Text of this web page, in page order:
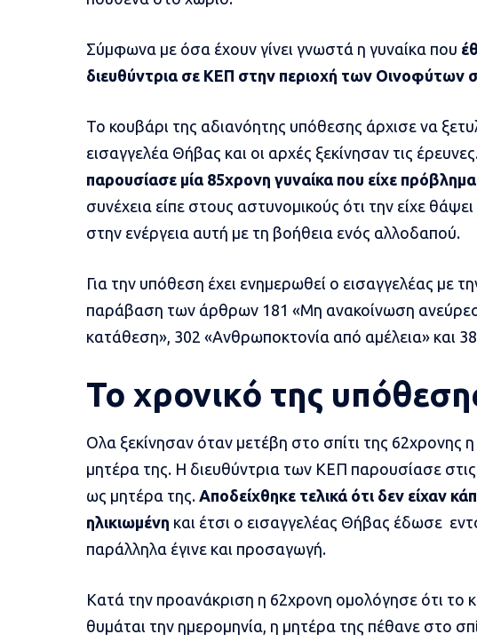
Σύμφωνα με όσα έχουν γίνει γνωστά η γυναίκα που
διευθύντρια σε ΚΕΠ στην περιοχή των Οινοφύτων
Το κουβάρι της αδιανόητης υπόθεσης άρχισε να
εισαγγελέα Θήβας και οι αρχές ξεκίνησαν τις
παρουσίασε μία 85χρονη γυναίκα που είχε
συνέχεια είπε στους αστυνομικούς ότι την είχε
στην ενέργεια αυτή με τη βοήθεια ενός αλλοδαπού.
Για την υπόθεση έχει ενημερωθεί ο εισαγγελέας με
παράβαση των άρθρων 181 «Μη ανακοίνωση
κατάθεση», 302 «Ανθρωποκτονία από αμέλεια» και
Το χρονικό της
Ολα ξεκίνησαν όταν μετέβη στο σπίτι της 62χρονης
μητέρα της. Η διευθύντρια των ΚΕΠ παρουσίασε
ως μητέρα της. Αποδείχθηκε τελικά ότι δεν είχαν
ηλικιωμένη και έτσι ο εισαγγελέας Θήβας έδωσε
παράλληλα έγινε και προσαγωγή.
Κατά την προανάκριση η 62χρονη ομολόγησε ότι το
θυμάται την ημερομηνία, η μητέρα της πέθανε στο